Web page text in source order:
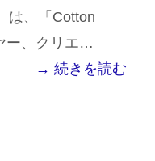
は、「Cotton
ー、クリエ…
→ 続きを読む